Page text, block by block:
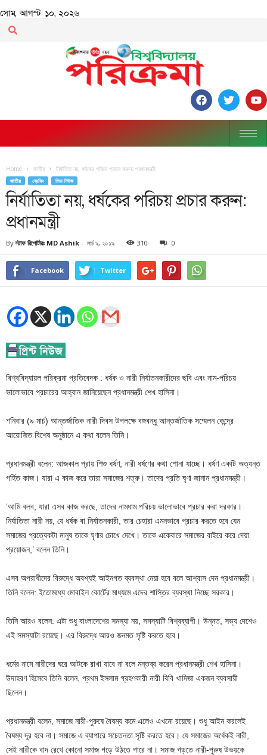
সোম, আগস্ট ১০, ২০২৬
Home জাতীয় নির্যাতিতা নয়, ধর্ষকের পরিচয় প্রচার করুন: প্রধানমন্ত্রী
জাতীয় ব্রেকিং লিড নিউজ
নির্যাতিতা নয়, ধর্ষকের পরিচয় প্রচার করুন:
প্রধানমন্ত্রী
By স্টাফ রিপোর্টারঃ MD Ashik - মার্চ ৯, ২০১৯ 310 0
Facebook Twitter
বিশ্ববিদ্যায়ল পরিক্রমা প্রতিবেদক : ধর্ষক ও নারী নির্যাতনকারীদের ছবি এবং নাম-পরিচয়
ভালোভাবে প্রচারের আহ্বান জানিয়েছেন প্রধানমন্ত্রী শেখ হাসিনা।
শনিবার (৯ মার্চ) আন্তর্জাতিক নারী দিবস উপলক্ষে বঙ্গবন্ধু আন্তর্জাতিক সম্মেলন কেন্দ্রে
আয়োজিত বিশেষ অনুষ্ঠানে এ কথা বলেন তিনি।
প্রধানমন্ত্রী বলেন: আজকাল প্রায় শিশু ধর্ষণ, নারী ধর্ষণের কথা শোনা যাচ্ছে। ধর্ষণ একটি অত্যন্ত
গর্হিত কাজ। যারা এ কাজ করে তারা সমাজের শত্রু। তাদের প্রতি ঘৃণা জানান প্রধানমন্ত্রী।
‘আমি বলব, যারা এসব কাজ করছে, তাদের নামধাম পরিচয় ভালোভাবে প্রচার করা দরকার।
নির্যাতিতা নারী নয়, যে ধর্ষক বা নির্যাতনকারী, তার চেহারা এমনভাবে প্রচার করতে হবে যেন
সমাজের প্রত্যেকটা মানুষ তাকে ঘৃণার চোখে দেখে। তাকে একেবারে সমাজের বাইরে করে দেয়া
প্রয়োজন,’ বলেন তিনি।
এসব অপরাধীদের বিরুদ্ধে অবশ্যই আইনগত ব্যবস্থা নেয়া হবে বলে আশ্বাস দেন প্রধানমন্ত্রী।
তিনি বলেন: ইতোমধ্যে মোবাইল কোর্টের মাধ্যমে এদের শাস্তির ব্যবস্থা নিচ্ছে সরকার।
তিনি আরও বলেন: এটা শুধু বাংলাদেশের সমস্যা নয়, সমস্যাটি বিশ্বব্যাপী। উন্নত, সভ্য দেশেও
এই সমস্যাটা রয়েছে। এর বিরুদ্ধে আরও জনমত সৃষ্টি করতে হবে।
ধর্মের নামে নারীদের ঘরে আটকে রাখা যাবে না বলে মন্তব্য করেন প্রধানমন্ত্রী শেখ হাসিনা।
উদাহরণ হিসেবে তিনি বলেন, প্রথম ইসলাম গ্রহণকারী নারী বিবি খাদিজা একজন ব্যবসায়ী
ছিলেন।
প্রধানমন্ত্রী বলেন, সমাজে নারী-পুরুষে বৈষম্য কমে এলেও এখনো রয়েছে। শুধু আইন করলেই
বৈষম্য দূর হবে না। সমাজে এ ব্যাপারে সচেতনতা সৃষ্টি করতে হবে। যে সমাজের অর্ধেকই নারী,
সেই নারীকে বাদ রেখে কোনো সমাজ গড়ে উঠতে পারে না। সমাজ গড়তে নারী-পুরুষ উভয়কে